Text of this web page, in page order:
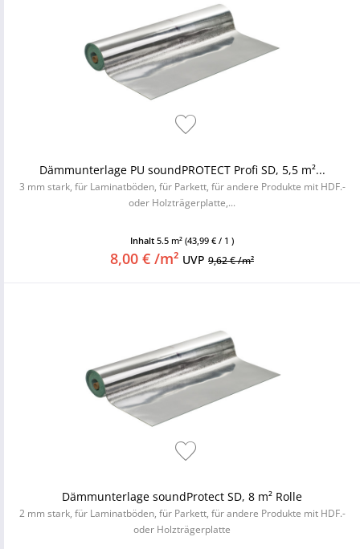
Dämmunterlage PU soundPROTECT Profi SD, 5,5 m²...
3 mm stark, für Laminatböden, für Parkett, für andere Produkte mit HDF.-
oder Holzträgerplatte,...
Inhalt 5.5 m² (43,99 € / 1 )
8,00 € /m² UVP 9,62 € /m²
Dämmunterlage soundProtect SD, 8 m² Rolle
2 mm stark, für Laminatböden, für Parkett, für andere Produkte mit HDF.-
oder Holzträgerplatte